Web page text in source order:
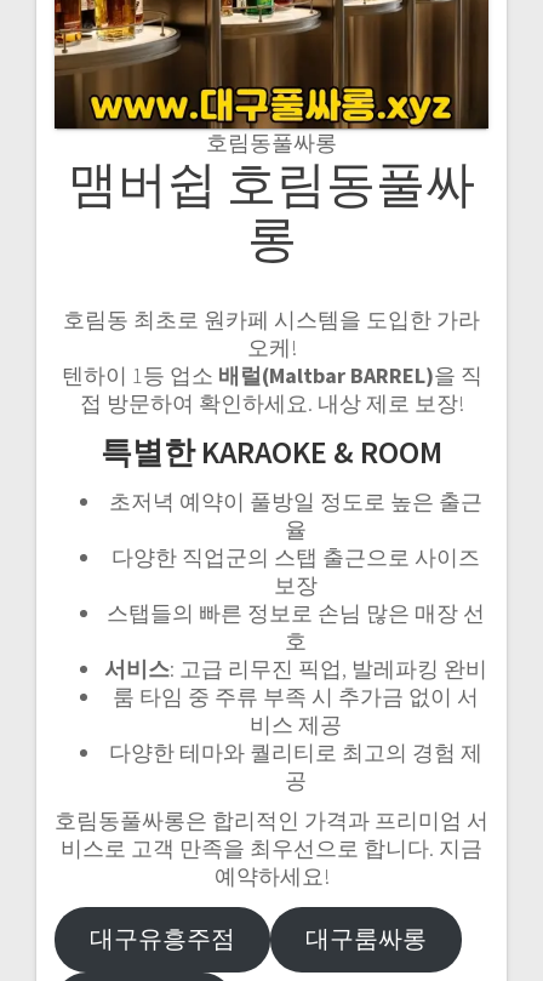
호림동풀싸롱
맴버쉽 호림동풀싸
롱
호림동 최초로 원카페 시스템을 도입한 가라
오케!
텐하이 1등 업소 배럴(Maltbar BARREL)을 직
접 방문하여 확인하세요. 내상 제로 보장!
특별한 KARAOKE & ROOM
초저녁 예약이 풀방일 정도로 높은 출근
율
다양한 직업군의 스탭 출근으로 사이즈
보장
스탭들의 빠른 정보로 손님 많은 매장 선
호
서비스: 고급 리무진 픽업, 발레파킹 완비
룸 타임 중 주류 부족 시 추가금 없이 서
비스 제공
다양한 테마와 퀄리티로 최고의 경험 제
공
호림동풀싸롱은 합리적인 가격과 프리미엄 서
비스로 고객 만족을 최우선으로 합니다. 지금
예약하세요!
대구유흥주점 대구룸싸롱